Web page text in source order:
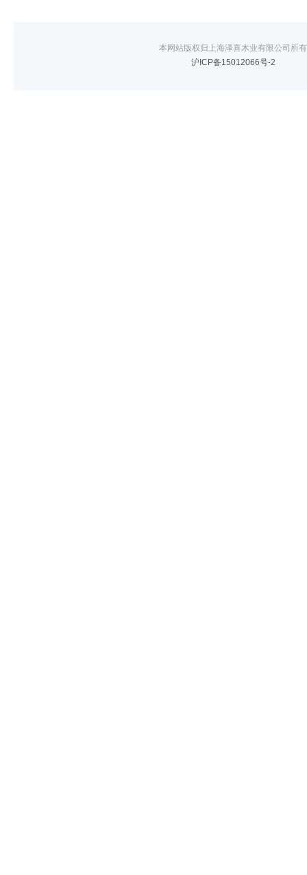
本网站版权归上海泽喜木业有限公司所有
沪ICP备15012066号-2